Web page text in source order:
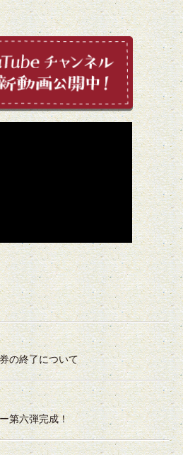
の終了について
第六弾完成！